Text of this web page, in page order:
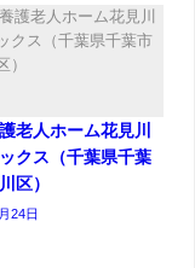
老人ホーム花見川
クス（千葉県千葉
区）
24日